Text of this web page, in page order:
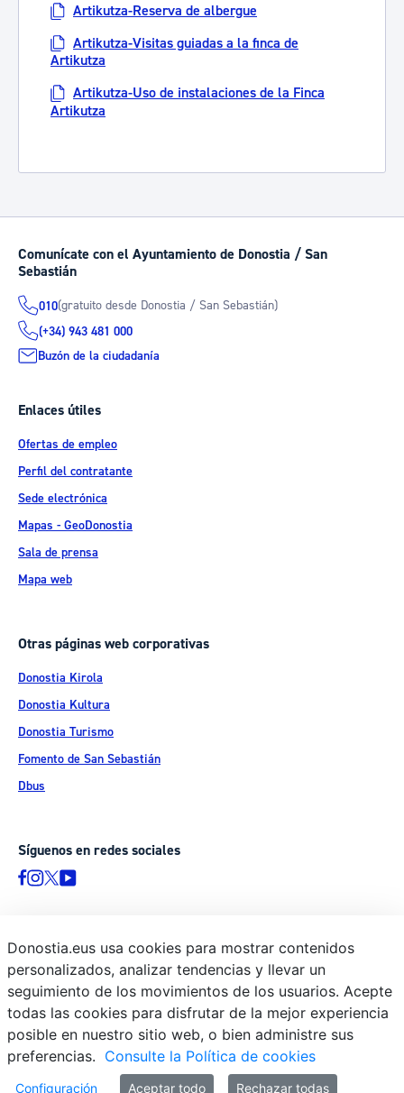
Artikutza-Reserva de albergue
Artikutza-Visitas guiadas a la finca de
Artikutza
Artikutza-Uso de instalaciones de la Finca
Artikutza
Comunícate con el Ayuntamiento de Donostia / San
Sebastián
010(gratuito desde Donostia / San Sebastián)
(+34) 943 481 000
Buzón de la ciudadanía
Enlaces útiles
Ofertas de empleo
Perfil del contratante
Sede electrónica
Mapas - GeoDonostia
Sala de prensa
Mapa web
Otras páginas web corporativas
Donostia Kirola
Donostia Kultura
Donostia Turismo
Fomento de San Sebastián
Dbus
Síguenos en redes sociales
© Donostiako Udala - Ayuntamiento de Donostia / San Sebastián
Ijentea 1, 20003 Donostia / San Sebastián
Aviso legal
Política de privacidad
Política de cookies
Declaración de accesibilidad
Donostia.eus usa cookies para mostrar contenidos
personalizados, analizar tendencias y llevar un
seguimiento de los movimientos de los usuarios. Acepte
todas las cookies para disfrutar de la mejor experiencia
posible en nuestro sitio web, o bien administre sus
preferencias. Consulte la Política de cookies
Configuración Aceptar todo Rechazar todas